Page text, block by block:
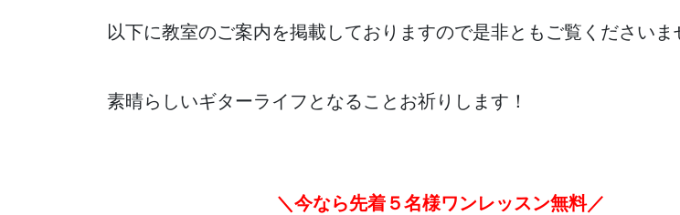
以下に教室のご案内を掲載しておりますので是非ともご覧くださいま
素晴らしいギターライフとなることお祈りします！
＼今なら先着５名様ワンレッスン無料／